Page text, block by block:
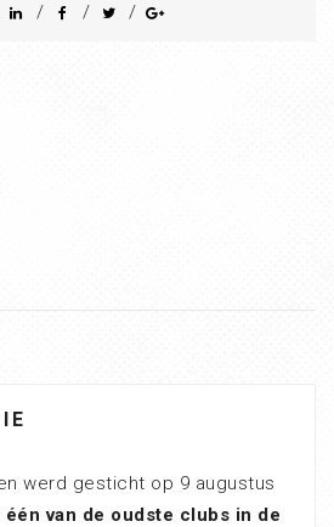
/ / /
werd gesticht op 9 augustus
één van de oudste clubs in de